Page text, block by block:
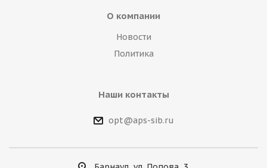
О компании
Новости
Политика
Наши контакты
opt@aps-sib.ru